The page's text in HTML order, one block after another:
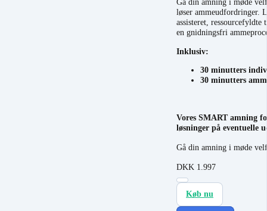
løser ammeudfordringer.
assisteret,
en gnidningsfri
Inklusiv:
30 minutters
30 minutters
Vores SMART amning
løsninger på eventuelle
Gå din amning i møde
DKK 1.997
Køb nu